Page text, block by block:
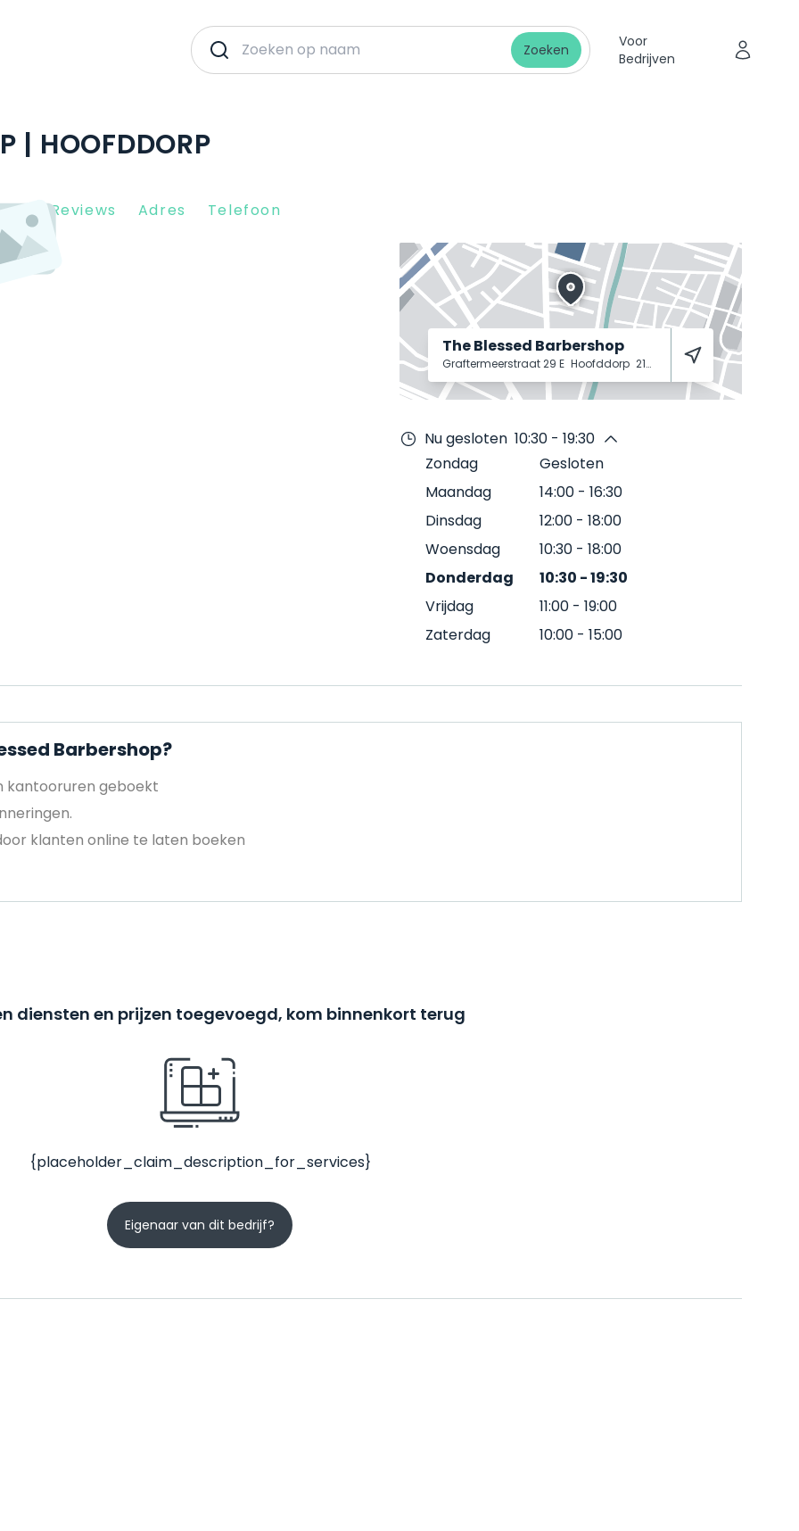
Zoeken
Voor
Bedrijven
| HOOFDDORP
Reviews Adres Telefoon
The Blessed Barbershop
Graftermeerstraat 29 E Hoofddorp 2131 AA
Nu gesloten 10:30 - 19:30
Zondag
Gesloten
Maandag
14:00 - 16:30
Dinsdag
12:00 - 18:00
Woensdag
10:30 - 18:00
Donderdag
10:30 -19:30
Vrijdag
11:00 - 19:00
Zaterdag
10:00 - 15:00
Barbershop?
kantooruren geboekt
klanten online te laten boeken
diensten en prijzen toegevoegd, kom binnenkort terug
{placeholder_claim_description_for_services}
Eigenaar van dit bedrijf?